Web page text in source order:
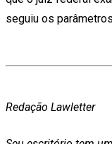
seguiu os
Redação Lawletter